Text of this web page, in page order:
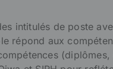
intitulés de poste
répond aux